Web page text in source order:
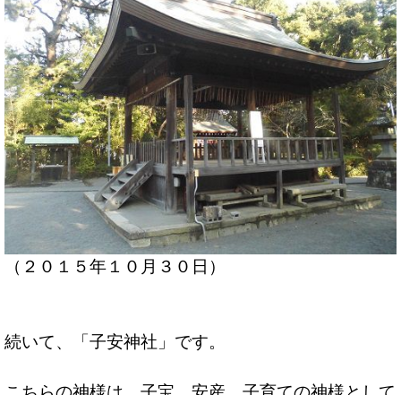
（２０１５年１０月３０日）
続いて、「子安神社」です。